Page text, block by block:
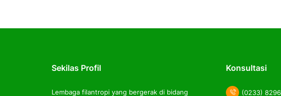
Sekilas Profil
Lembaga filantropi yang bergerak di bidang
Konsultasi
(0233)